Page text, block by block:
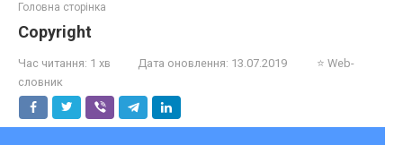
Головна сторінка
Copyright
Час читання: 1 хв Дата оновлення: 13.07.2019
⭐ Web-
словник